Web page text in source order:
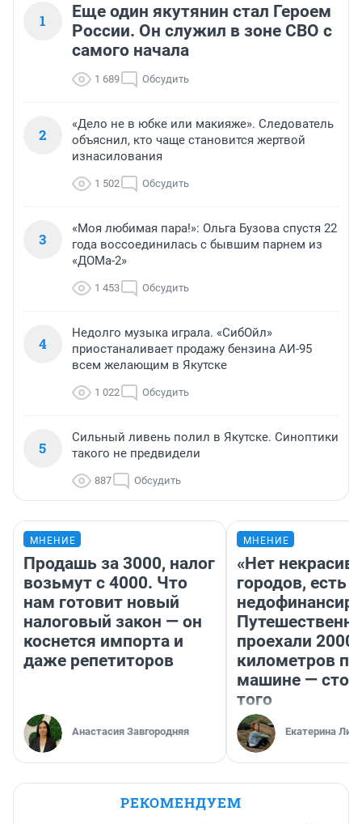
1
Еще один якутянин стал Героем
России. Он служил в зоне СВО с
самого начала
1 689 Обсудить
2
«Дело не в юбке или макияже». Следователь
объяснил, кто чаще становится жертвой
изнасилования
1 502 Обсудить
3
«Моя любимая пара!»: Ольга Бузова спустя 22
года воссоединилась с бывшим парнем из
«ДОМа-2»
1 453 Обсудить
4
Недолго музыка играла. «СибОйл»
приостаналивает продажу бензина АИ-95
всем желающим в Якутске
1 022 Обсудить
5
Сильный ливень полил в Якутске. Синоптики
такого не предвидели
887 Обсудить
МНЕНИЕ
Продашь за 3000, налог
возьмут с 4000. Что
нам готовит новый
налоговый закон — он
коснется импорта и
даже репетиторов
Анастасия Завгородняя
МНЕНИЕ
«Нет
городов, есть
проехали 2000
километров по
машине —
того
Екатерина
РЕКОМЕНДУЕМ